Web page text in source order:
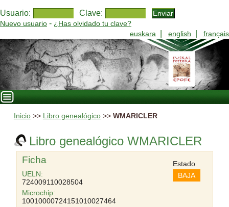
Usuario: Clave:
Nuevo usuario - ¿Has olvidado tu clave?
euskara
english français
Inicio>> Libro genealógico>> WMARICLER
Libro genealógico WMARICLER
Ficha
UELN:
724009110028504
Microchip:
10010000724151010027464
Estado
BAJA